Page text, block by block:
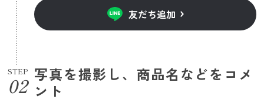
友だち追加
STEP
写真を撮影し、商品名などをコメ
ント